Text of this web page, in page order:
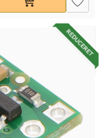
REDUCERET